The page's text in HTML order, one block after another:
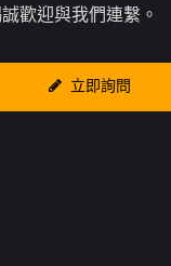
歡迎與我們連繫。
立即詢問